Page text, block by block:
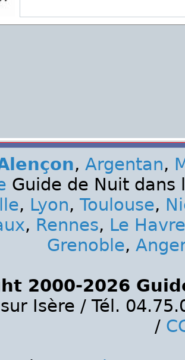
, Argentan,
Guide de Nuit
, Lyon, Toulouse,
, Rennes, Le Havre
Grenoble,
2000-2026
Isère / Tél.
/